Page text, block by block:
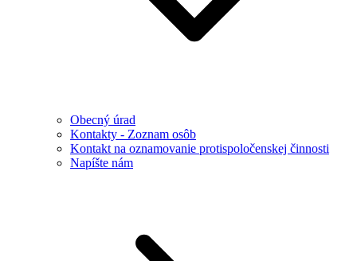
Obecný úrad
Kontakty - Zoznam osôb
Kontakt na oznamovanie protispoločenskej činnosti
Napíšte nám